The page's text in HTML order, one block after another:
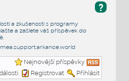
?
a zkušenosti s programy
a zašlete váš příspěvek do
.
Nejnovější příspěvky
Registrovat Přihlásit